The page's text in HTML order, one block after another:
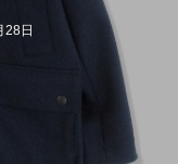
28日